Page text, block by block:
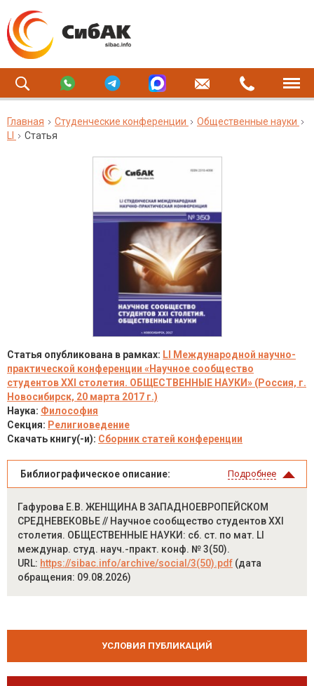
Главная Студенческие конференции
Общественные науки
Статья
Статья опубликована в рамках: LI Международной научно-
практической конференции «Научное сообщество
студентов XXI столетия. ОБЩЕСТВЕННЫЕ НАУКИ» (Россия, г.
Новосибирск, 20 марта 2017 г.)
Наука: Философия
Секция: Религиоведение
Скачать книгу(-и): Сборник статей конференции
Библиографическое описание: Подробнее
Гафурова Е.В. ЖЕНЩИНА В ЗАПАДНОЕВРОПЕЙСКОМ
СРЕДНЕВЕКОВЬЕ // Научное сообщество студентов XXI
столетия. ОБЩЕСТВЕННЫЕ НАУКИ: сб. ст. по мат. LI
междунар. студ. науч.-практ. конф. № 3(50).
URL: https://sibac.info/archive/social/3(50).pdf (дата
обращения: 09.08.2026)
УСЛОВИЯ ПУБЛИКАЦИЙ